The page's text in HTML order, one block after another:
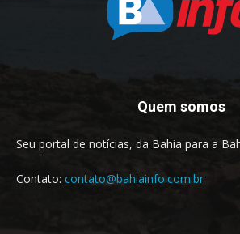
Quem somos
Seu portal de notícias, da Bahia para a
Contato: contato@bahiainfo.com.br